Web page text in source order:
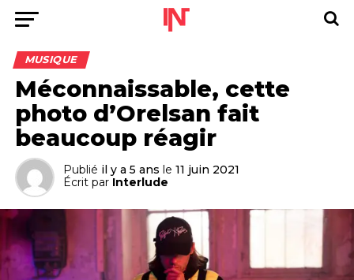
MUSIQUE
Méconnaissable, cette
photo d’Orelsan fait
beaucoup réagir
Publié il y a 5 ans le 11 juin 2021
Écrit par Interlude